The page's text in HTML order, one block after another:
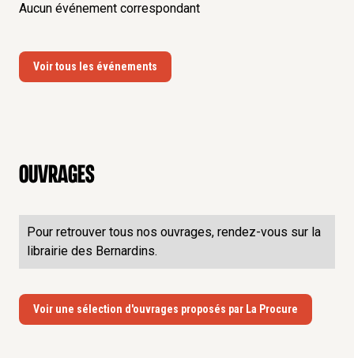
Aucun événement correspondant
Voir tous les événements
Ouvrages
Pour retrouver tous nos ouvrages, rendez-vous sur la
librairie des Bernardins.
Voir une sélection d'ouvrages proposés par La Procure